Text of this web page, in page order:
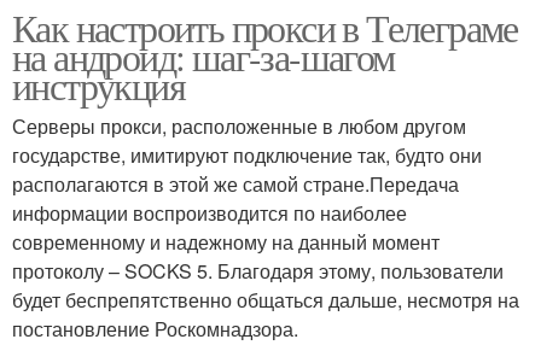
Как настроить прокси в Телеграме
на андроид: шаг-за-шагом
инструкция
Серверы прокси, расположенные в любом другом
государстве, имитируют подключение так, будто они
располагаются в этой же самой стране.Передача
информации воспроизводится по наиболее
современному и надежному на данный момент
протоколу – SOCKS 5. Благодаря этому, пользователи
будет беспрепятственно общаться дальше, несмотря на
постановление Роскомнадзора.